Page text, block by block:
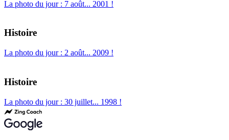
La photo du jour : 7 août... 2001 !
Histoire
La photo du jour : 2 août... 2009 !
Histoire
La photo du jour : 30 juillet... 1998 !